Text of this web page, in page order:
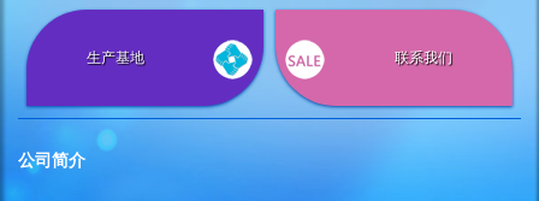
生产基地 联系我们
公司简介